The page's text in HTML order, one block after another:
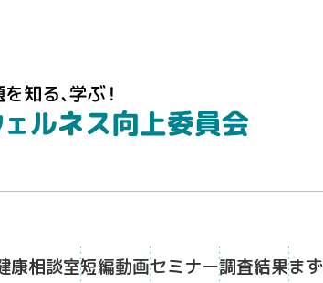
康相談室短編動画セミナー調査結果ま